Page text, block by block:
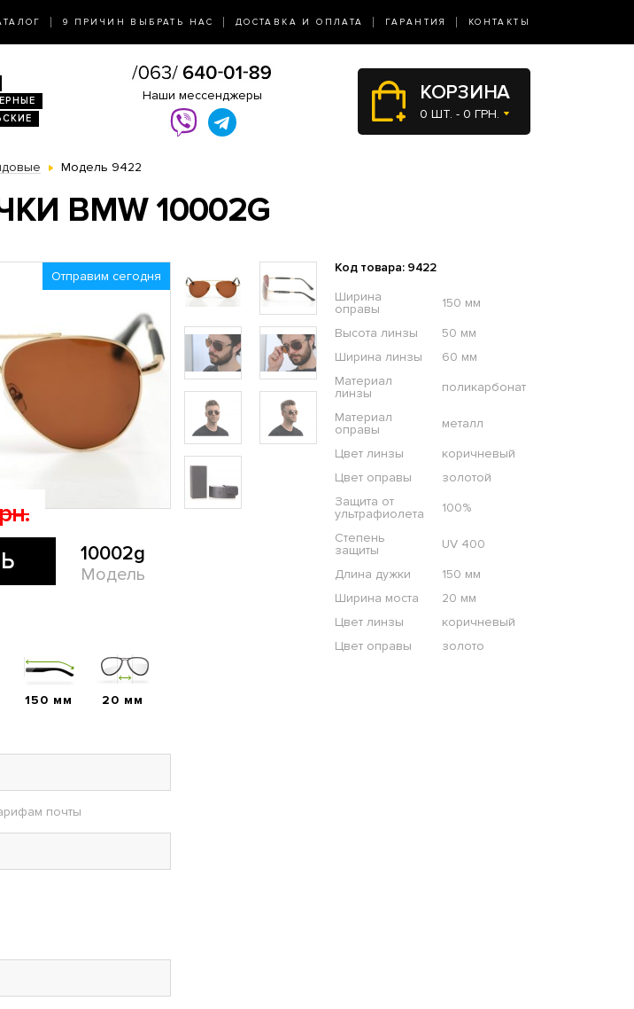
9 ПРИЧИН ВЫБРАТЬ НАС ДОСТАВКА И ОПЛАТА ГАРАНТИЯ КОНТАКТЫ
Наши мессенджеры КОРЗИНА
0 ШТ. - 0 ГРН.
Модель 9422
BMW 10002G
Отправим сегодня
10002g
Модель
Код товара: 9422
Ширина
оправы
150 мм
Высота линзы
50 мм
Ширина линзы
60 мм
Материал
линзы
поликарбонат
Материал
оправы
металл
Цвет линзы
коричневый
Цвет оправы
золотой
Защита от
ультрафиолета
100%
Степень
защиты
UV 400
Длина дужки
150 мм
Ширина моста
20 мм
Цвет линзы
коричневый
Цвет оправы
золото
150 мм 20 мм
почты